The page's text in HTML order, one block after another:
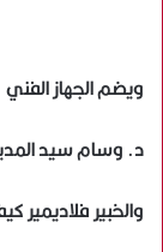
ويضم الجهاز الفني
د. وسام سيد
والخبير فلاديمير